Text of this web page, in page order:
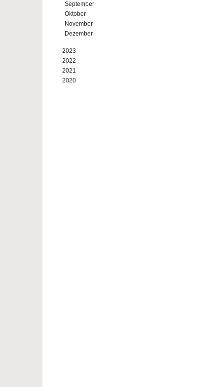
September
Oktober
November
Dezember
2023
2022
2021
2020